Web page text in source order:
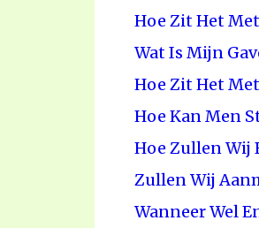
Hoe Zit Het
Wat Is Mijn
Hoe Zit Het
Hoe Kan Men
Hoe Zullen Wij
Zullen Wij
Wanneer Wel